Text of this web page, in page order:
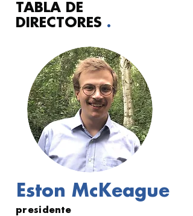
TABLA DE
DIRECTORES .
Eston McKeague
presidente